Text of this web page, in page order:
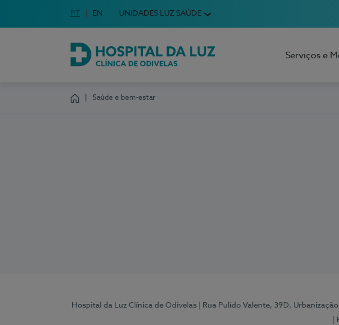
Escolha o seu idioma
Idioma em Português
PT English Language
EN UNIDADES LUZ SAÚDE
Hospital da Luz Clínica de Odivelas
Serviços e
Saúde e bem-estar
Hospital da Luz Clínica de Odivelas | Rua Pulido Valente, 39D,